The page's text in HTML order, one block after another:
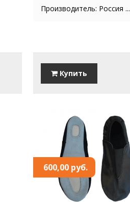
Производитель: Россия ...
Купить
600,00 руб.